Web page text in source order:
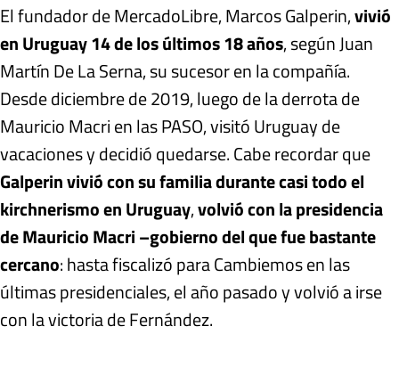
El fundador de MercadoLibre, Marcos Galperin,vivió
en Uruguay 14 de los últimos 18 años, según Juan
Martín De La Serna, su sucesor en la compañía.
Desde diciembre de 2019, luego de la derrota de
Mauricio Macri en las PASO, visitó Uruguay de
vacaciones y decidió quedarse. Cabe recordar que
Galperin vivió con su familia durante casi todo el
kirchnerismo en Uruguay,volvió con la presidencia
de Mauricio Macri –gobierno del que fue bastante
cercano: hasta fiscalizó para Cambiemos en las
últimas presidenciales, el año pasado y volvió a irse
con la victoria de Fernández.